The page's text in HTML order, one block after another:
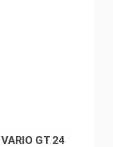
GT 24